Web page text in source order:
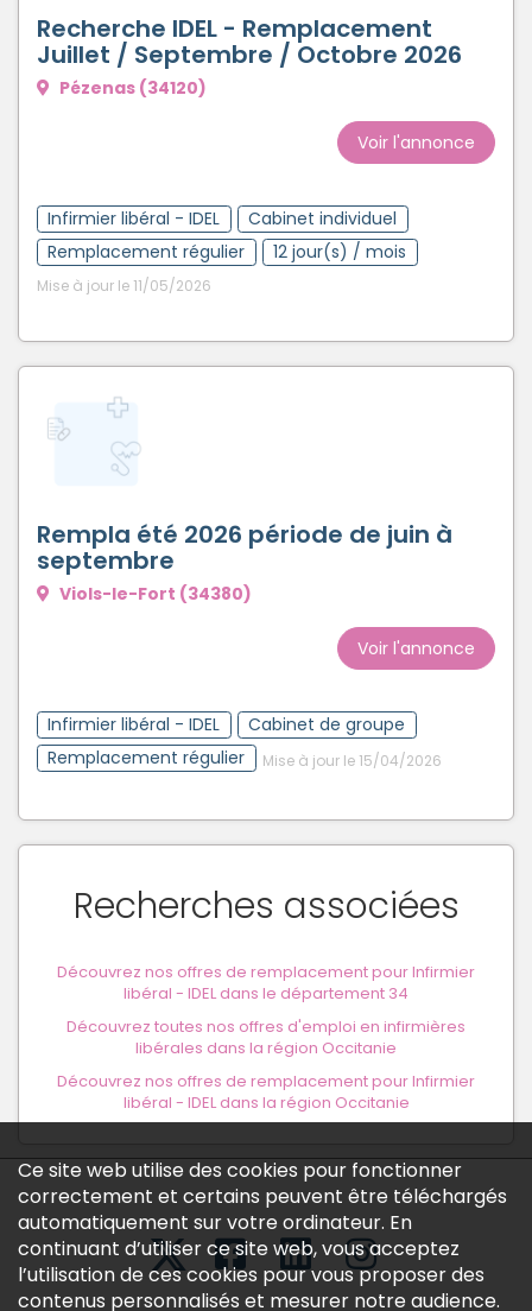
Recherche IDEL - Remplacement
Juillet / Septembre / Octobre 2026
Pézenas (34120)
Voir l'annonce
Infirmier libéral - IDEL
Cabinet individuel
Remplacement régulier
12 jour(s) / mois
Mise à jour le 11/05/2026
Rempla été 2026 période de juin à
septembre
Viols-le-Fort (34380)
Voir l'annonce
Infirmier libéral - IDEL
Cabinet de groupe
Remplacement régulier
Mise à jour le 15/04/2026
Recherches associées
Découvrez nos offres de remplacement pour Infirmier
libéral - IDEL dans le département 34
Découvrez toutes nos offres d'emploi en infirmières
libérales dans la région Occitanie
Découvrez nos offres de remplacement pour Infirmier
libéral - IDEL dans la région Occitanie
Ce site web utilise des cookies pour fonctionner
correctement et certains peuvent être téléchargés
automatiquement sur votre ordinateur. En
continuant d’utiliser ce site web, vous acceptez
l’utilisation de ces cookies pour vous proposer des
contenus personnalisés et mesurer notre audience.